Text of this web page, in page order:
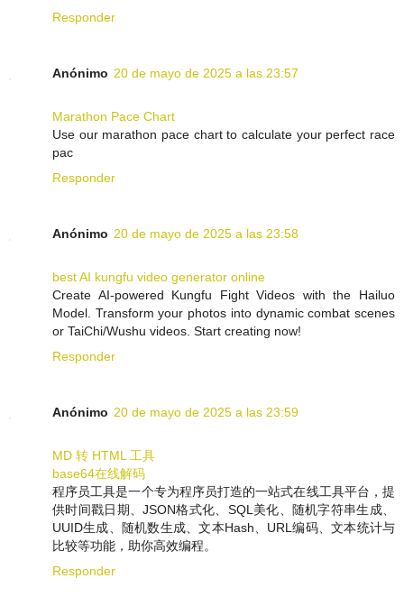
Responder
Anónimo 20 de mayo de 2025 a las 23:57
Marathon Pace Chart
Use our marathon pace chart to calculate your perfect race
pac
Responder
Anónimo 20 de mayo de 2025 a las 23:58
best AI kungfu video generator online
Create AI-powered Kungfu Fight Videos with the Hailuo
Model. Transform your photos into dynamic combat scenes
or TaiChi/Wushu videos. Start creating now!
Responder
Anónimo 20 de mayo de 2025 a las 23:59
MD 转 HTML 工具
base64在线解码
程序员工具是一个专为程序员打造的一站式在线工具平台，提
供时间戳日期、JSON格式化、SQL美化、随机字符串生成、
UUID生成、随机数生成、文本Hash、URL编码、文本统计与
比较等功能，助你高效编程。
Responder